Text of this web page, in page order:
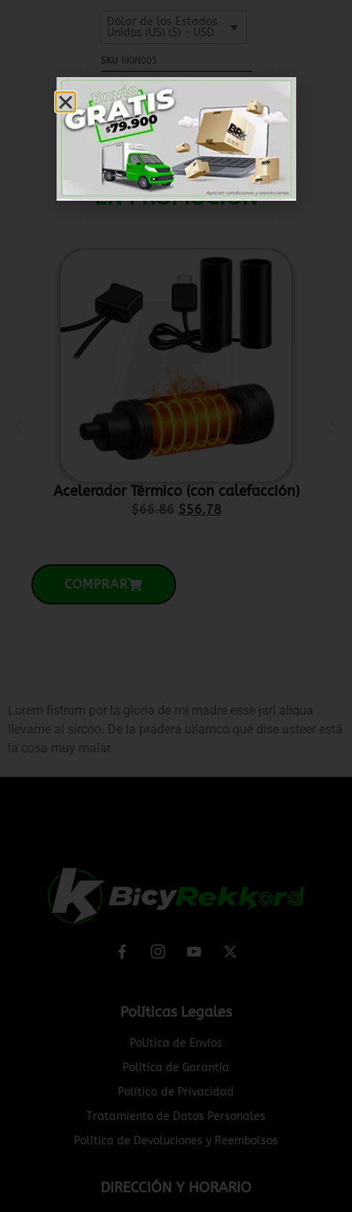
Dólar de los Estados
Unidos (US) ($) - USD
SKU RKIN005
Categoría Cables y Conectores
EN PROMOCIÓN
Acelerador Térmico (con calefacción)
$66.86 $56.78
COMPRAR
Lorem fistrum por la gloria de mi madre esse jarl aliqua
llevame al sircoo. De la pradera ullamco qué dise usteer está
la cosa muy malar.
Políticas Legales
Política de Envíos
Política de Garantía
Política de Privacidad
Tratamiento de Datos Personales
Política de Devoluciones y Reembolsos
DIRECCIÓN Y HORARIO